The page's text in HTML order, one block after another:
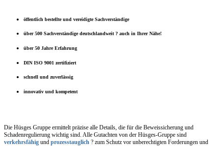
öffentlich bestellte und vereidigte Sachverständige
über 500 Sachverständige deutschlandweit ? auch in Ihrer Nähe!
über 50 Jahre Erfahrung
DIN ISO 9001 zertifiziert
schnell und zuverlässig
innovativ und kompetent
Die Hüsges Gruppe ermittelt präzise alle Details, die für die Beweissicherung und
Schadenregulierung wichtig sind. Alle Gutachten von der Hüsges-Gruppe sind
verkehrsfähig und prozesstauglich ? zum Schutz vor unberechtigten Forderungen und